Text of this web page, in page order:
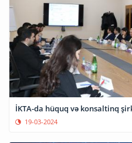
İKTA-da hüquq və konsaltinq
19-03-2024